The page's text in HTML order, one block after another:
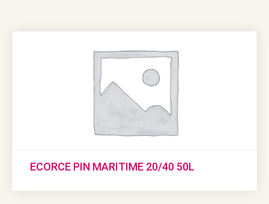
ECORCE PIN MARITIME 20/40 50L